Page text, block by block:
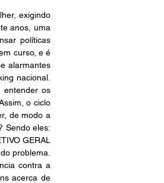
exigindo
anos, uma
políticas
curso, e é
alarmantes
nacional.
entender os
o ciclo
de modo a
Sendo eles:
GERAL
problema.
contra a
acerca de